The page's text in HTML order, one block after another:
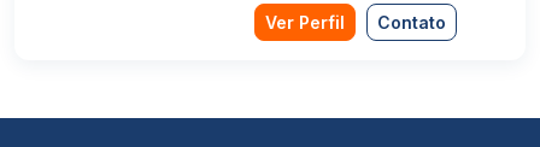
Ver Perfil Contato